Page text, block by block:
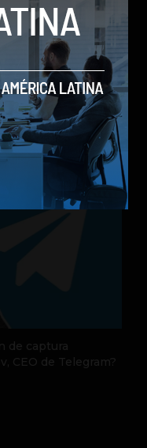
como compañía
de captura
CEO de Telegram?